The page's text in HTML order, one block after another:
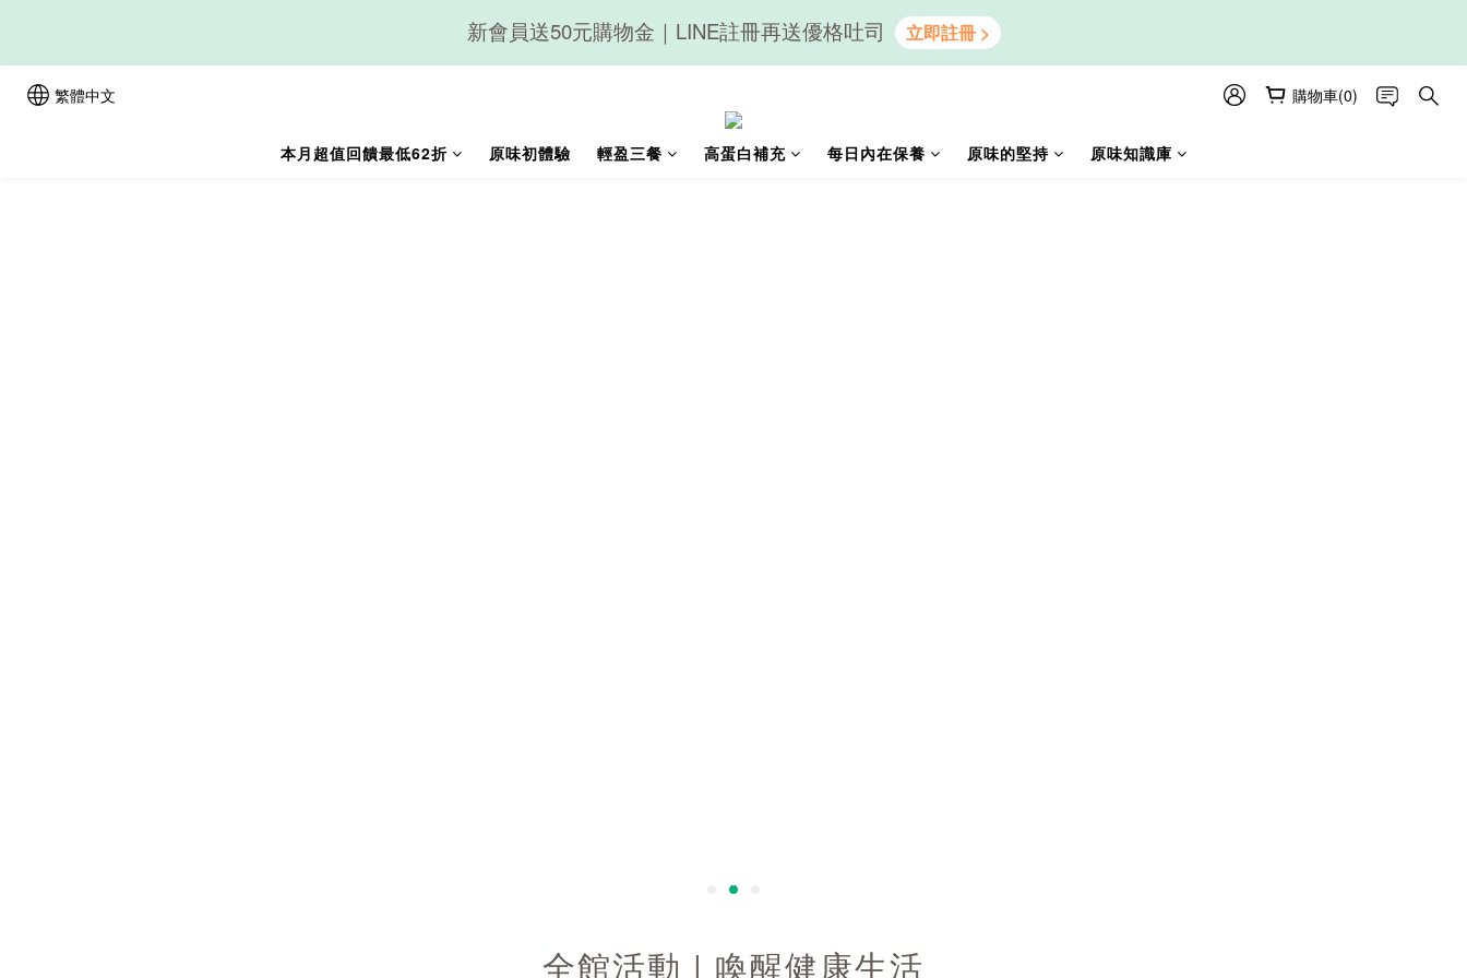
隨心享受｜貝果任選6組$899
新會員送50元購物金｜LINE註冊再送優格吐司
繁體中文 購物車(0)
本月超值回饋最低62折 原味初體驗 輕盈三餐 高蛋白補充 每日內在保養 原味的堅持 原味知識庫
全館活動 | 喚醒健康生活